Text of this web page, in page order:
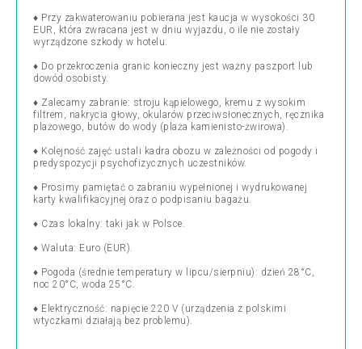
♦ Przy zakwaterowaniu pobierana jest kaucja w wysokości 30
EUR, która zwracana jest w dniu wyjazdu, o ile nie zostały
wyrządzone szkody w hotelu.
♦ Do przekroczenia granic konieczny jest ważny paszport lub
dowód osobisty.
♦ Zalecamy zabranie: stroju kąpielowego, kremu z wysokim
filtrem, nakrycia głowy, okularów przeciwsłonecznych, ręcznika
plażowego, butów do wody (plaża kamienisto-żwirowa).
♦ Kolejność zajęć ustali kadra obozu w zależności od pogody i
predyspozycji psychofizycznych uczestników.
♦ Prosimy pamiętać o zabraniu wypełnionej i wydrukowanej
karty kwalifikacyjnej oraz o podpisaniu bagażu.
♦ Czas lokalny: taki jak w Polsce.
♦ Waluta: Euro (EUR).
♦ Pogoda (średnie temperatury w lipcu/sierpniu): dzień 28°C,
noc 20°C, woda 25°C.
♦ Elektryczność: napięcie 220 V (urządzenia z polskimi
wtyczkami działają bez problemu).